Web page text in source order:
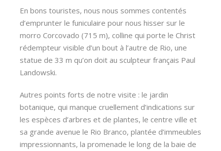
En bons touristes, nous nous sommes contentés
d’emprunter le funiculaire pour nous hisser sur le
morro Corcovado (715 m), colline qui porte le Christ
rédempteur visible d’un bout à l’autre de Rio, une
statue de 33 m qu’on doit au sculpteur français Paul
Landowski.
Autres points forts de notre visite : le jardin
botanique, qui manque cruellement d’indications sur
les espèces d’arbres et de plantes, le centre ville et
sa grande avenue le Rio Branco, plantée d’immeubles
impressionnants, la promenade le long de la baie de